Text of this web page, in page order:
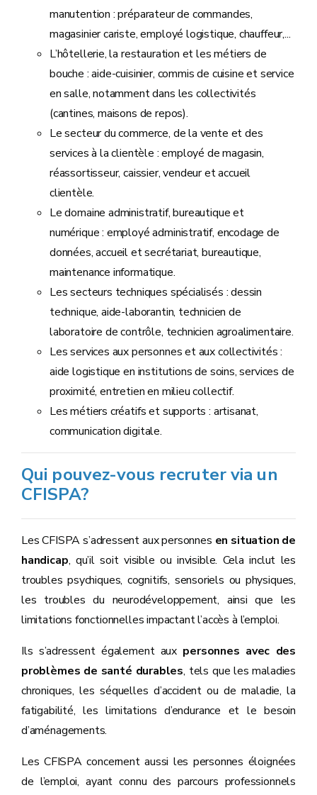
manutention : préparateur de commandes,
magasinier cariste, employé logistique, chauffeur,...
L’hôtellerie, la restauration et les métiers de
bouche : aide-cuisinier, commis de cuisine et service
en salle, notamment dans les collectivités
(cantines, maisons de repos).
Le secteur du commerce, de la vente et des
services à la clientèle : employé de magasin,
réassortisseur, caissier, vendeur et accueil
clientèle.
Le domaine administratif, bureautique et
numérique : employé administratif, encodage de
données, accueil et secrétariat, bureautique,
maintenance informatique.
Les secteurs techniques spécialisés : dessin
technique, aide-laborantin, technicien de
laboratoire de contrôle, technicien agroalimentaire.
Les services aux personnes et aux collectivités :
aide logistique en institutions de soins, services de
proximité, entretien en milieu collectif.
Les métiers créatifs et supports : artisanat,
communication digitale.
Qui pouvez-vous recruter via un
CFISPA?
Les CFISPA s’adressent aux personnes en situation de
handicap, qu’il soit visible ou invisible. Cela inclut les
troubles psychiques, cognitifs, sensoriels ou physiques,
les troubles du neurodéveloppement, ainsi que les
limitations fonctionnelles impactant l’accès à l’emploi.
Ils s’adressent également aux personnes avec des
problèmes de santé durables, tels que les maladies
chroniques, les séquelles d’accident ou de maladie, la
fatigabilité, les limitations d’endurance et le besoin
d’aménagements.
Les CFISPA concernent aussi les personnes éloignées
de l’emploi, ayant connu des parcours professionnels